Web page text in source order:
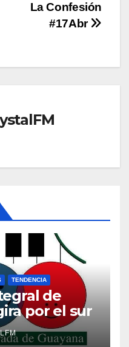
La Confesión
#17Abr
TENDENCIA
de
por el sur